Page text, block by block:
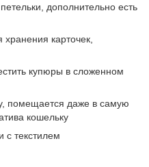
дополнительно есть
карточек,
купюры в сложенном
помещается даже в самую
кошельку
с текстилем